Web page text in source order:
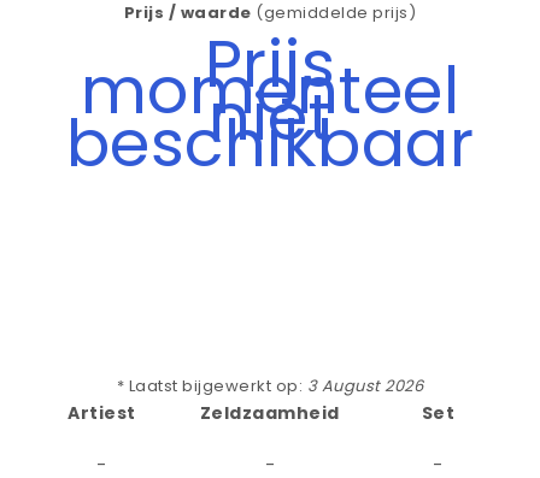
Prijs / waarde (gemiddelde prijs)
Prijs
momenteel
niet
beschikbaar
* Laatst bijgewerkt op: 3 August 2026
Artiest
-
Zeldzaamheid
-
Set
-